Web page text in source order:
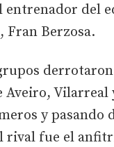
del
Fran Berzosa.
derrotaron
Aveiro, Vilarreal
y pasando
rival fue el